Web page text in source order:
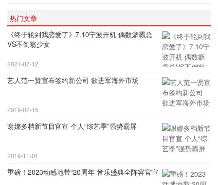
热门文章
《终于轮到我恋爱了》7.10宁波开机 偶数癖霸总
VS不倒翁少女
2021-07-12
艺人范一贤宣布签约新公司 欲进军海外市场
2019-02-15
谢娜多档新节目官宣 个人“综艺季”强势霸屏
2019-11-01
重磅！2023动感地带“20周年”音乐盛典全阵容官宣